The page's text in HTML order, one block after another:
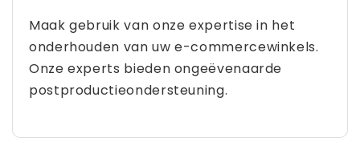
Maak gebruik van onze expertise in het
onderhouden van uw e-commercewinkels.
Onze experts bieden ongeëvenaarde
postproductieondersteuning.